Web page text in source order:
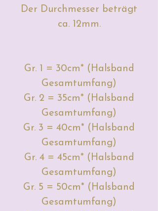
Der Durchmesser beträgt
ca. 12mm.
Gr. 1 = 30cm* (Halsband
Gesamtumfang)
Gr. 2 = 35cm* (Halsband
Gesamtumfang)
Gr. 3 = 40cm* (Halsband
Gesamtumfang)
Gr. 4 = 45cm* (Halsband
Gesamtumfang)
Gr. 5 = 50cm* (Halsband
Gesamtumfang)